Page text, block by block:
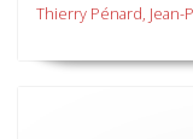
Thierry Pénard,